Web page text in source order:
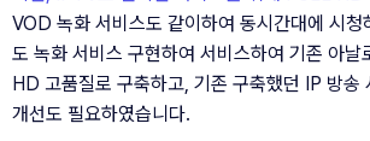
VOD 녹화 서비스도 같이하여 동시간대에 시청
도 녹화 서비스 구현하여 서비스하여 기존 아
HD 고품질로 구축하고, 기존 구축했던 IP 방송
개선도 필요하였습니다.